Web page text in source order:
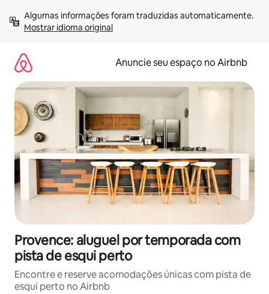
para
Mostrar idioma original
Anuncie seu espaço no Airbnb
Provence: aluguel por temporada com
pista de esqui perto
Encontre e reserve acomodações únicas com pista de
esqui perto no Airbnb